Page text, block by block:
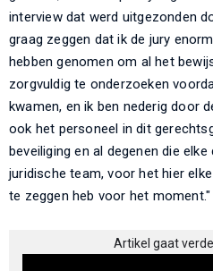
interview dat werd uitgezonden
graag zeggen dat ik de jury
hebben genomen om al het
zorgvuldig te onderzoeken
kwamen, en ik ben nederig door
ook het personeel in dit
beveiliging en al degenen die
juridische team, voor het hier
te zeggen heb voor het moment."
Artikel gaat